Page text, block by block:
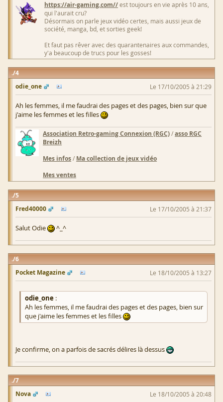
https://air-gaming.com//est toujours en vie après 10 ans,
qui l'aurait cru?
Désormais on parle jeux vidéo certes, mais aussi jeux de
société, manga, bd, et sorties geek!
Et faut pas rêver avec des quarantenaires aux commandes,
y'a beaucoup de trucs pour les gosses!
4
odie_one
Le 17/10/2005 à 21:29
Ah les femmes, il me faudrai des pages et des pages, bien sur que
j'aime les femmes et les filles
Association Retro-gaming Connexion (RGC)/asso RGC
Breizh
Mes infos/ Ma collection de jeux vidéo
Mes ventes
5
Fred40000
Le 17/10/2005 à 21:37
Salut Odie ^_^
6
Pocket Magazine
Le 18/10/2005 à 13:27
odie_one :
Ah les femmes, il me faudrai des pages et des pages, bien sur
que j'aime les femmes et les filles
Je confirme, on a parfois de sacrés délires là dessus
7
Nova
Le 18/10/2005 à 20:48